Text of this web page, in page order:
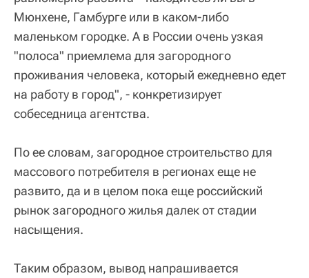
Мюнхене, Гамбурге или в каком-либо
маленьком городке. А в России очень узкая
"полоса" приемлема для загородного
проживания человека, который ежедневно едет
на работу в город", - конкретизирует
собеседница агентства.
По ее словам, загородное строительство для
массового потребителя в регионах еще не
развито, да и в целом пока еще российский
рынок загородного жилья далек от стадии
насыщения.
Таким образом, вывод напрашивается